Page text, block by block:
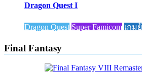
Dragon Quest I
Dragon Quest Super Famicom เกม
Final Fantasy